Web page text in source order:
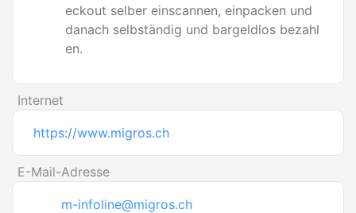
eckout selber einscannen, einpacken und
danach selbständig und bargeldlos bezahl
en.
Internet
https://www.migros.ch
E-Mail-Adresse
m-infoline@migros.ch